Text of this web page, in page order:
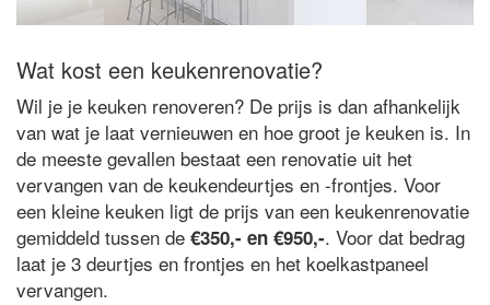
Wat kost een keukenrenovatie?
Wil je je keuken renoveren? De prijs is dan afhankelijk
van wat je laat vernieuwen en hoe groot je keuken is. In
de meeste gevallen bestaat een renovatie uit het
vervangen van de keukendeurtjes en -frontjes. Voor
een kleine keuken ligt de prijs van een keukenrenovatie
gemiddeld tussen de €350,- en €950,-. Voor dat bedrag
laat je 3 deurtjes en frontjes en het koelkastpaneel
vervangen.